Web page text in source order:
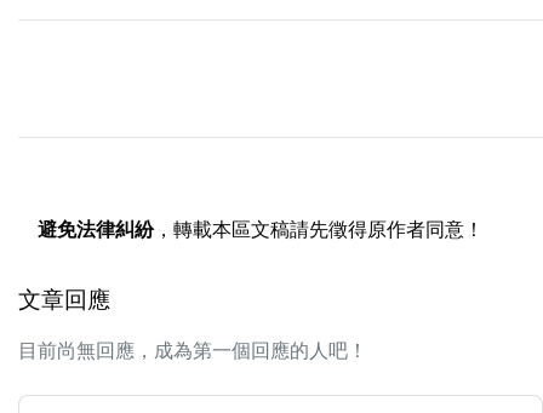
避免法律糾紛，轉載本區文稿請先徵得原作者同意！
文章回應
目前尚無回應，成為第一個回應的人吧！